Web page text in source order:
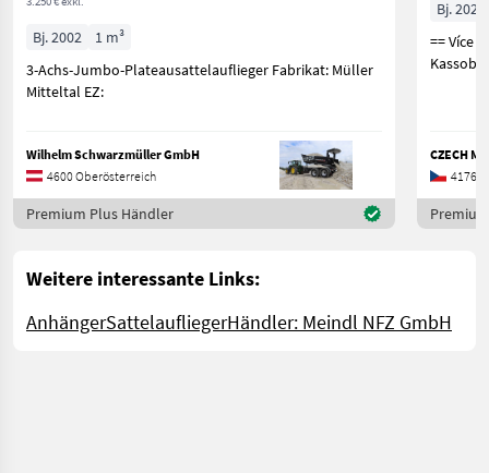
Bj. 2002
1 m³
3-Achs-Jumbo-Plateausattelauflieger Fabrikat: Müller
Mitteltal EZ:
Wilhelm Schwarzmüller GmbH
4600 Oberösterreich
Premium Plus Händler
Bj. 2021
== Více
CZECH
41761
Weitere interessante Links:
AnhängerSattelaufliegerHändler: Meindl NFZ GmbH